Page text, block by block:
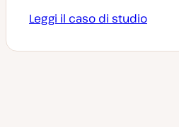
Leggi il caso di studio